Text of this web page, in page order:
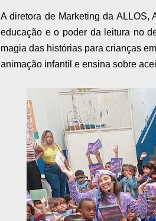
A diretora de Marketing da ALLOS,
educação e o poder da leitura no
magia das histórias para crianças
animação infantil e ensina sobre